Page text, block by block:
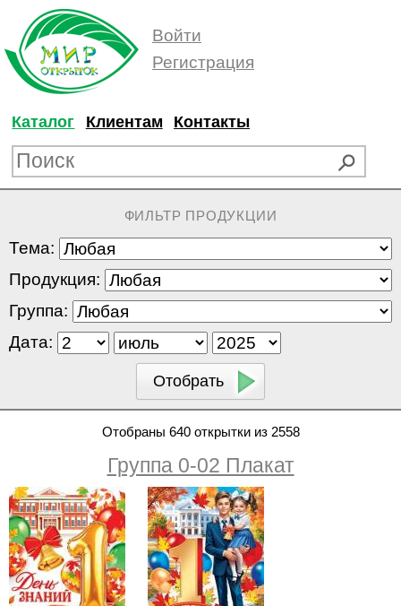
Войти
Регистрация
Каталог Клиентам Контакты
ФИЛЬТР ПРОДУКЦИИ
Тема:
Продукция:
Группа:
Дата:
Отобраны 640 открытки из 2558
Группа 0-02 Плакат